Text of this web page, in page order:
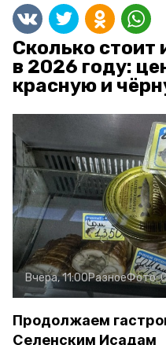
Сколько стоит
в 2026 году:
красную и
Вчера, 11:00РазноеФото:
Продолжаем
Селенским Исадам